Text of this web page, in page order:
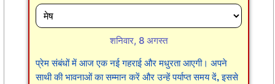
शनिवार, 8 अगस्त
प्रेम संबंधों में आज एक नई गहराई और मधुरता आएगी। अपने
साथी की भावनाओं का सम्मान करें और उन्हें पर्याप्त समय दें, इससे